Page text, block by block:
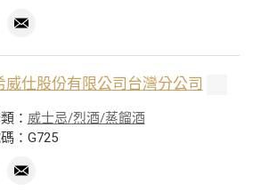
威仕股份有限公司台灣分公司
： 威士忌/烈酒/蒸餾酒
：G725